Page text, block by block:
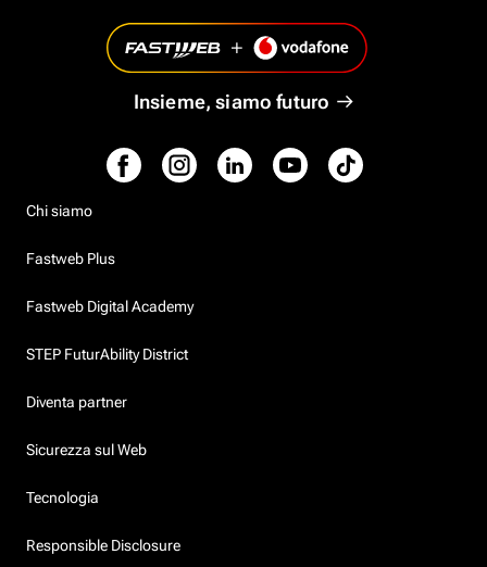
Insieme, siamo futuro
Chi siamo
Fastweb Plus
Fastweb Digital Academy
STEP FuturAbility District
Diventa partner
Sicurezza sul Web
Tecnologia
Responsible Disclosure